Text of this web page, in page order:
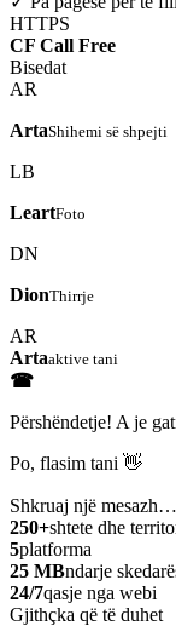
HTTPS
CF Call Free
Bisedat
AR
ArtaShihemi së shpejti
LB
LeartFoto
DN
DionThirrje
AR
Artaaktive tani
☎
Përshëndetje! A je
Po, flasim tani 👋
Shkruaj një mesazh…
250+shtete dhe
5platforma
25 MBndarje
24/7qasje nga webi
Gjithçka që të duhet